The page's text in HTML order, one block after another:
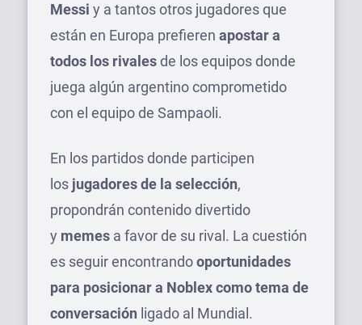
Messi y a tantos otros jugadores que
están en Europa prefieren apostar a
todos los rivalesde los equipos donde
juega algún argentino comprometido
con el equipo de Sampaoli.
En los partidos donde participen
los jugadores de la selección,
propondrán contenido divertido
y memes a favor de su rival. La cuestión
es seguir encontrandooportunidades
para posicionar a Noblex como tema de
conversación ligado al Mundial.